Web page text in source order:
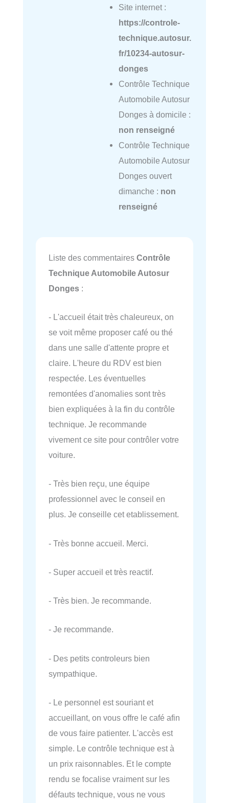
Site internet :
https://controle-
technique.autosur.
fr/10234-autosur-
donges
Contrôle Technique
Automobile Autosur
Donges à domicile :
non renseigné
Contrôle Technique
Automobile Autosur
Donges ouvert
dimanche : non
renseigné
Liste des commentaires Contrôle
Technique Automobile Autosur
Donges :
- L'accueil était très chaleureux, on
se voit même proposer café ou thé
dans une salle d'attente propre et
claire. L'heure du RDV est bien
respectée. Les éventuelles
remontées d'anomalies sont très
bien expliquées à la fin du contrôle
technique. Je recommande
vivement ce site pour contrôler votre
voiture.
- Très bien reçu, une équipe
professionnel avec le conseil en
plus. Je conseille cet etablissement.
- Très bonne accueil. Merci.
- Super accueil et très reactif.
- Très bien. Je recommande.
- Je recommande.
- Des petits controleurs bien
sympathique.
- Le personnel est souriant et
accueillant, on vous offre le café afin
de vous faire patienter. L'accès est
simple. Le contrôle technique est à
un prix raisonnables. Et le compte
rendu se focalise vraiment sur les
défauts technique, vous ne vous